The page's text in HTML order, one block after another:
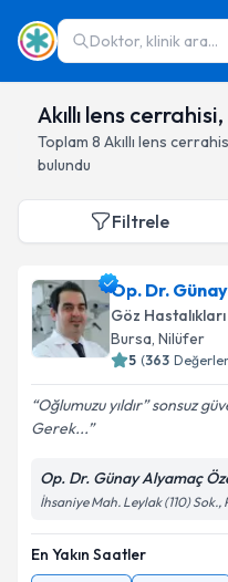
Doktor, klinik ara...
Akıllı lens
Toplam 8 Akıllı lens
bulundu
Filtrele
Op. Dr.
Göz Hastalıkları
Bursa, Nilüfer
5 (363
Oğlumuzu yıldır” sonsuz
Gerek...
Op. Dr. Günay Alyamaç
İhsaniye Mah. Leylak (110) Sok.,
En Yakın Saatler